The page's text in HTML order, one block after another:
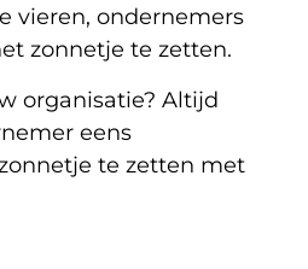
vieren, ondernemers
zonnetje te zetten.
organisatie? Altijd
eens
te zetten met